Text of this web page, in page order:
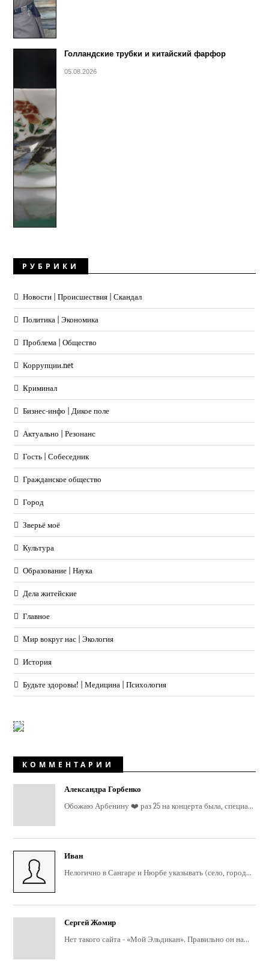
Голландские трубки и китайский фарфор
05.08.2026
РУБРИКИ
Новости | Происшествия | Скандал
Политика | Экономика
Проблема | Общество
Коррупции.net
Криминал
Бизнес-инфо | Дикое поле
Актуально | Резонанс
Гость | Собеседник
Гражданское общество
Город
Зверьё моё
Культура
Образование | Наука
Дела житейские
Главное
Мир вокруг нас | Экология
История
Будьте здоровы! | Медицина | Психология
КОММЕНТАРИИ
Александра Горбенко
Обожаю Арбенину ❤️ раз 25 на концерта была, специа...
Иван
Нелогично в Сангаре и Нюрбе указывать (село, город...
Сергей Жомир
Нет такого сайта - «Мой Эльдикан». Правильно он на...